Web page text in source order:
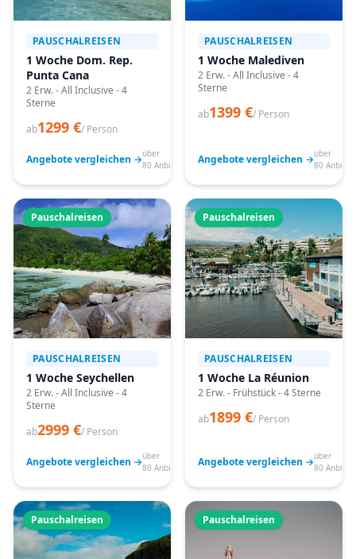
PAUSCHALREISEN
1 Woche Dom. Rep.
Punta Cana
2 Erw. - All Inclusive - 4
Sterne
ab1299 €/ Person
Angebote vergleichen →über
80 Anbieter
PAUSCHALREISEN
1 Woche Malediven
2 Erw. - All Inclusive - 4
Sterne
ab1399 €/ Person
Angebote vergleichen →über
80
Pauschalreisen
PAUSCHALREISEN
1 Woche Seychellen
2 Erw. - All Inclusive - 4
Sterne
ab2999 €/ Person
Angebote vergleichen →über
80 Anbieter
Pauschalreisen
PAUSCHALREISEN
1 Woche La Réunion
2 Erw. - Frühstück - 4 Sterne
ab1899 €/ Person
Angebote vergleichen →über
80
Pauschalreisen Pauschalreisen